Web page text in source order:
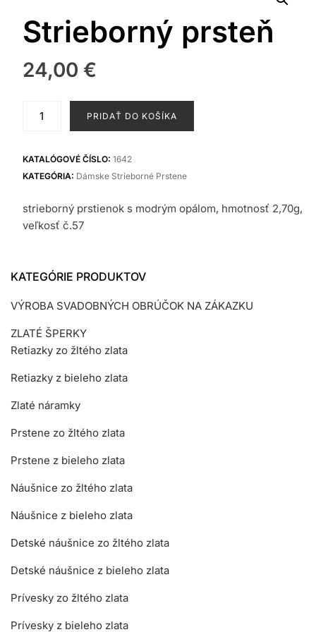
Strieborný prsteň
24,00 €
PRIDAŤ DO KOŠÍKA
KATALÓGOVÉ ČÍSLO: 1642
KATEGÓRIA: Dámske Strieborné Prstene
strieborný prstienok s modrým opálom, hmotnosť 2,70g,
veľkosť č.57
KATEGÓRIE PRODUKTOV
VÝROBA SVADOBNÝCH OBRÚČOK NA ZÁKAZKU
ZLATÉ ŠPERKY
Retiazky zo žltého zlata
Retiazky z bieleho zlata
Zlaté náramky
Prstene zo žltého zlata
Prstene z bieleho zlata
Náušnice zo žltého zlata
Náušnice z bieleho zlata
Detské náušnice zo žltého zlata
Detské náušnice z bieleho zlata
Prívesky zo žltého zlata
Prívesky z bieleho zlata